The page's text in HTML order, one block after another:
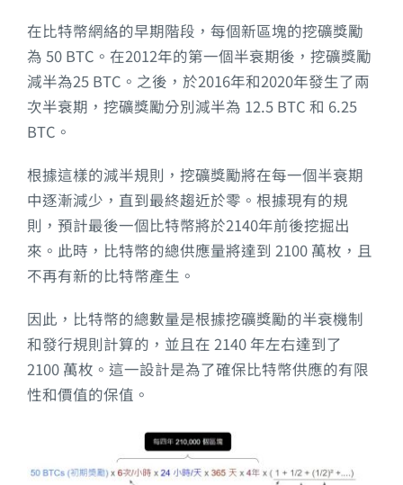
在比特幣網絡的早期階段，每個新區塊的挖礦獎勵
為 50 BTC。在2012年的第一個半衰期後，挖礦獎勵
減半為25 BTC。之後，於2016年和2020年發生了兩
次半衰期，挖礦獎勵分別減半為 12.5 BTC 和 6.25
BTC。
根據這樣的減半規則，挖礦獎勵將在每一個半衰期
中逐漸減少，直到最終趨近於零。根據現有的規
則，預計最後一個比特幣將於2140年前後挖掘出
來。此時，比特幣的總供應量將達到 2100 萬枚，且
不再有新的比特幣產生。
因此，比特幣的總數量是根據挖礦獎勵的半衰機制
和發行規則計算的，並且在 2140 年左右達到了
2100 萬枚。這一設計是為了確保比特幣供應的有限
性和價值的保值。